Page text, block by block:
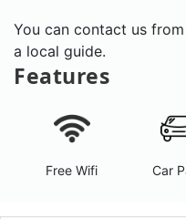
You can contact us
a local guide.
Features
Free Wifi Car